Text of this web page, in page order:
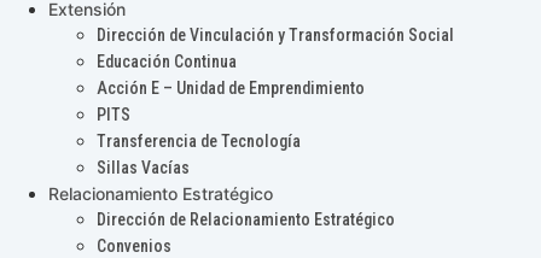
Extensión
Dirección de Vinculación y Transformación Social
Educación Continua
Acción E – Unidad de Emprendimiento
PITS
Transferencia de Tecnología
Sillas Vacías
Relacionamiento Estratégico
Dirección de Relacionamiento Estratégico
Convenios